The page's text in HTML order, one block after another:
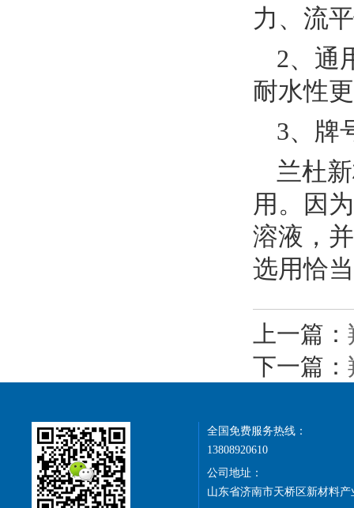
力、流
2、通
耐水性
3、牌
兰杜
用。因
溶液，
选用恰
上一篇：
下一篇：
全国免费服务热线：
13808920610
公司地址：
山东省济南市天桥区新材料产